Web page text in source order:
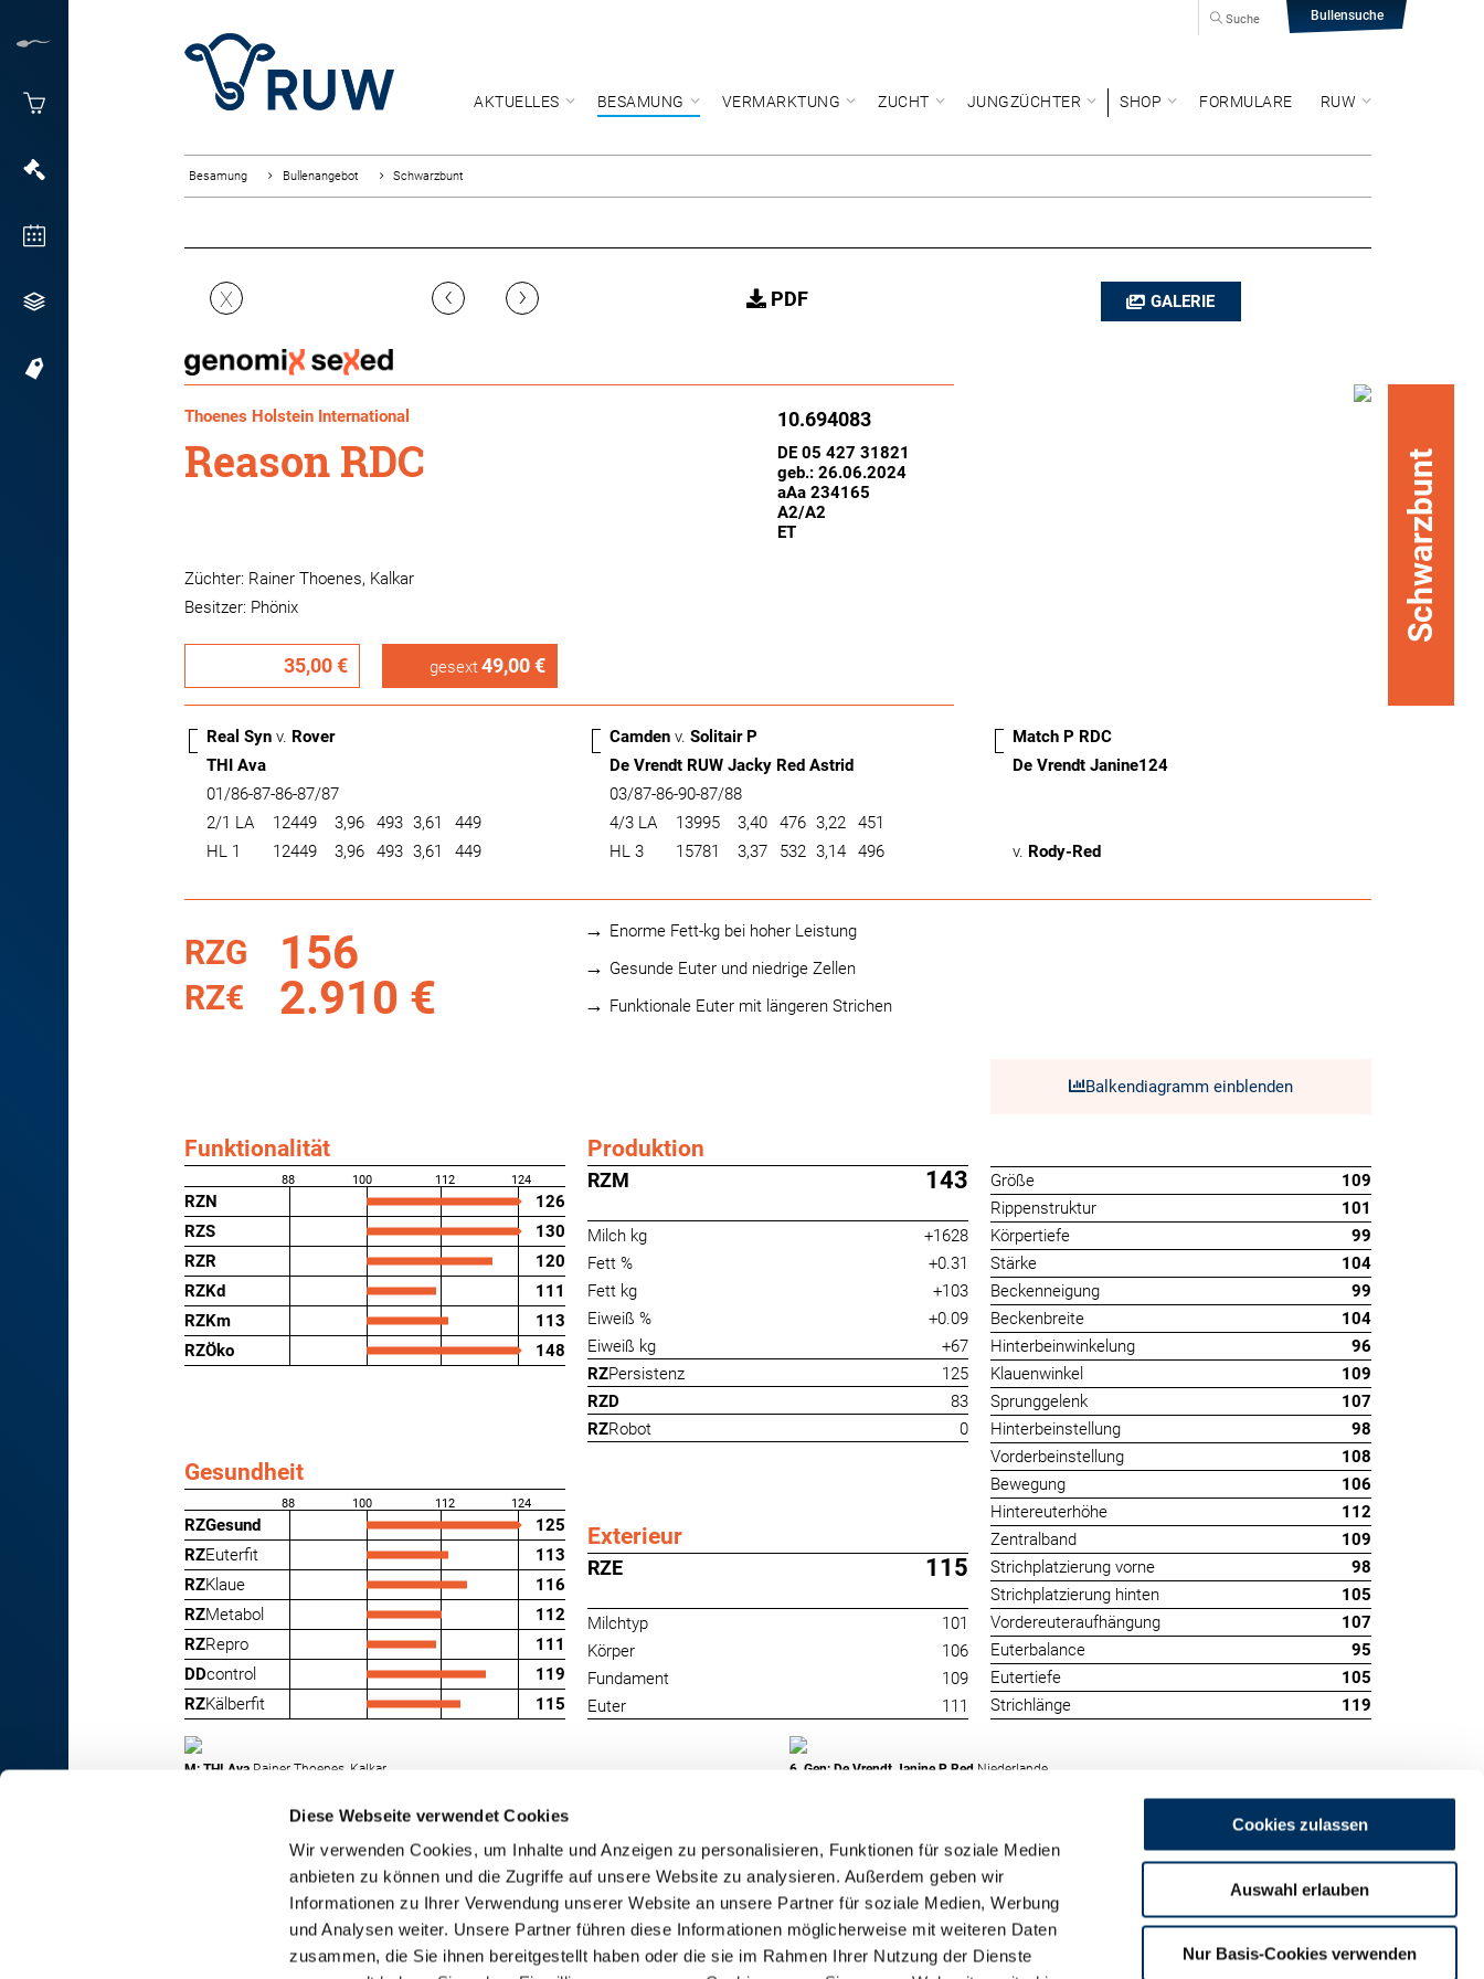
Diese Webseite verwendet Cookies
Wir verwenden Cookies, um Inhalte und Anzeigen zu personalisieren, Funktionen für soziale Medien
anbieten zu können und die Zugriffe auf unsere Website zu analysieren. Außerdem geben wir
Informationen zu Ihrer Verwendung unserer Website an unsere Partner für soziale Medien, Werbung
und Analysen weiter. Unsere Partner führen diese Informationen möglicherweise mit weiteren Daten
zusammen, die Sie ihnen bereitgestellt haben oder die sie im Rahmen Ihrer Nutzung der Dienste
Cookies zulassen
Auswahl erlauben
Nur Basis-Cookies verwenden
Bullensuche
Suche
AKTUELLES BESAMUNG VERMARKTUNG ZUCHT JUNGZÜCHTER SHOP FORMULARE RUW
Besamung Bullenangebot Schwarzbunt
X ‹ › PDF GALERIE
Thoenes Holstein International
Reason RDC
10.694083
DE 05 427 31821
geb.: 26.06.2024
aAa 234165
A2/A2
ET
Züchter: Rainer Thoenes, Kalkar
Besitzer: Phönix
35,00 € gesext49,00 €
Schwarzbunt
Real Syn v. Rover
THI Ava
01/86-87-86-87/87
2/1 LA
12449 3,96 493 3,61
449
HL 1
12449 3,96 493 3,61 449
Camden v. Solitair P
De Vrendt RUW Jacky Red Astrid
03/87-86-90-87/88
4/3 LA
13995 3,40 476 3,22
451
HL 3
15781 3,37 532 3,14 496
Match P RDC
De Vrendt Janine124
v. Rody-Red
RZG 156
RZ€ 2.910 €
Enorme Fett-kg bei hoher Leistung
Gesunde Euter und niedrige Zellen
Funktionale Euter mit längeren Strichen
Balkendiagramm einblenden
Funktionalität
88 100 112 124
RZN
126
RZS
130
RZR
120
RZKd
111
RZKm
113
RZÖko
148
Gesundheit
88 100 112 124
RZGesund
125
RZEuterfit
113
RZKlaue
116
RZMetabol
112
RZRepro
111
DDcontrol
119
RZKälberfit 115
Produktion
RZM 143
Milch kg
+1628
Fett %
+0.31
Fett kg
+103
Eiweiß %
+0.09
Eiweiß kg
+67
RZPersistenz
125
RZD
83
RZRobot 0
Exterieur
RZE 115
Milchtyp
101
Körper
106
Fundament
109
Euter
111
Größe
109
Rippenstruktur
101
Körpertiefe
99
Stärke
104
Beckenneigung
99
Beckenbreite
104
Hinterbeinwinkelung
96
Klauenwinkel
109
Sprunggelenk
107
Hinterbeinstellung
98
Vorderbeinstellung
108
Bewegung
106
Hintereuterhöhe
112
Zentralband
109
Strichplatzierung vorne
98
Strichplatzierung hinten
105
Vordereuteraufhängung
107
Euterbalance
95
Eutertiefe
105
Strichlänge
119
M: THI Ava Rainer Thoenes, Kalkar 6. Gen: De Vrendt Janine P RedNiederlande
RINDER-UNION WEST eG
RUW-Zentrale Münster
RUW-Regionalzentrum
Nordrhein
RUW-Regionalzentrum
Rheinland-Pfalz/Saarland